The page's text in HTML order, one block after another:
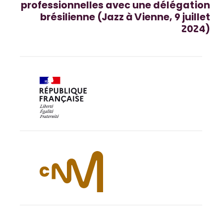
professionnelles avec une délégation
brésilienne (Jazz à Vienne, 9 juillet
2024)